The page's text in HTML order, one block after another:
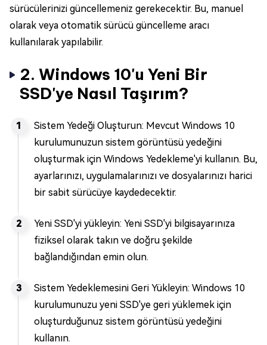
sürücülerinizi güncellemeniz gerekecektir. Bu, manuel
olarak veya otomatik sürücü güncelleme aracı
kullanılarak yapılabilir.
2. Windows 10'u Yeni Bir
SSD'ye Nasıl Taşırım?
Sistem Yedeği Oluşturun: Mevcut Windows 10
kurulumunuzun sistem görüntüsü yedeğini
oluşturmak için Windows Yedekleme'yi kullanın. Bu,
ayarlarınızı, uygulamalarınızı ve dosyalarınızı harici
bir sabit sürücüye kaydedecektir.
Yeni SSD'yi yükleyin: Yeni SSD'yi bilgisayarınıza
fiziksel olarak takın ve doğru şekilde
bağlandığından emin olun.
Sistem Yedeklemesini Geri Yükleyin: Windows 10
kurulumunuzu yeni SSD'ye geri yüklemek için
oluşturduğunuz sistem görüntüsü yedeğini
kullanın.